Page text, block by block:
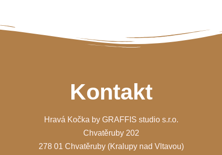
Kontakt
Hravá Kočka by GRAFFIS studio s.r.o.
Chvatěruby 202
278 01 Chvatěruby (Kralupy nad Vltavou)